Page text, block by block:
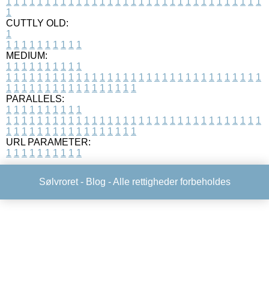
1
CUTTLY OLD:
1
1 1 1 1 1 1 1 1 1 1
MEDIUM:
1 1 1 1 1 1 1 1 1 1
1 1 1 1 1 1 1 1 1 1 1 1 1 1 1 1 1 1 1 1 1 1 1 1 1 1 1 1 1 1 1 1 1
1 1 1 1 1 1 1 1 1 1 1 1 1 1 1 1 1
PARALLELS:
1 1 1 1 1 1 1 1 1 1
1 1 1 1 1 1 1 1 1 1 1 1 1 1 1 1 1 1 1 1 1 1 1 1 1 1 1 1 1 1 1 1 1
1 1 1 1 1 1 1 1 1 1 1 1 1 1 1 1 1
URL PARAMETER:
1 1 1 1 1 1 1 1 1 1
Sølvroret - Blog - Alle rettigheder forbeholdes